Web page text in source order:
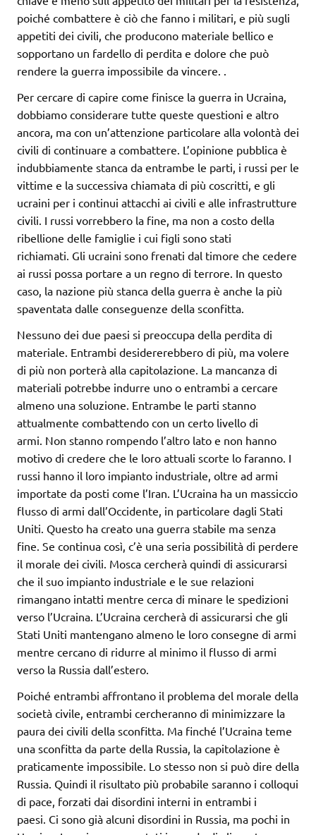
poiché combattere è ciò che fanno i militari, e più sugli
appetiti dei civili, che producono materiale bellico e
sopportano un fardello di perdita e dolore che può
rendere la guerra impossibile da vincere. .
Per cercare di capire come finisce la guerra in Ucraina,
dobbiamo considerare tutte queste questioni e altro
ancora, ma con un’attenzione particolare alla volontà dei
civili di continuare a combattere. L’opinione pubblica è
indubbiamente stanca da entrambe le parti, i russi per le
vittime e la successiva chiamata di più coscritti, e gli
ucraini per i continui attacchi ai civili e alle infrastrutture
civili. I russi vorrebbero la fine, ma non a costo della
ribellione delle famiglie i cui figli sono stati
richiamati. Gli ucraini sono frenati dal timore che cedere
ai russi possa portare a un regno di terrore. In questo
caso, la nazione più stanca della guerra è anche la più
spaventata dalle conseguenze della sconfitta.
Nessuno dei due paesi si preoccupa della perdita di
materiale. Entrambi desidererebbero di più, ma volere
di più non porterà alla capitolazione. La mancanza di
materiali potrebbe indurre uno o entrambi a cercare
almeno una soluzione. Entrambe le parti stanno
attualmente combattendo con un certo livello di
armi. Non stanno rompendo l’altro lato e non hanno
motivo di credere che le loro attuali scorte lo faranno. I
russi hanno il loro impianto industriale, oltre ad armi
importate da posti come l’Iran. L’Ucraina ha un massiccio
flusso di armi dall’Occidente, in particolare dagli Stati
Uniti. Questo ha creato una guerra stabile ma senza
fine. Se continua così, c’è una seria possibilità di perdere
il morale dei civili. Mosca cercherà quindi di assicurarsi
che il suo impianto industriale e le sue relazioni
rimangano intatti mentre cerca di minare le spedizioni
verso l’Ucraina. L’Ucraina cercherà di assicurarsi che gli
Stati Uniti mantengano almeno le loro consegne di armi
mentre cercano di ridurre al minimo il flusso di armi
verso la Russia dall’estero.
Poiché entrambi affrontano il problema del morale della
società civile, entrambi cercheranno di minimizzare la
paura dei civili della sconfitta. Ma finché l’Ucraina teme
una sconfitta da parte della Russia, la capitolazione è
praticamente impossibile. Lo stesso non si può dire della
Russia. Quindi il risultato più probabile saranno i colloqui
di pace, forzati dai disordini interni in entrambi i
paesi. Ci sono già alcuni disordini in Russia, ma pochi in